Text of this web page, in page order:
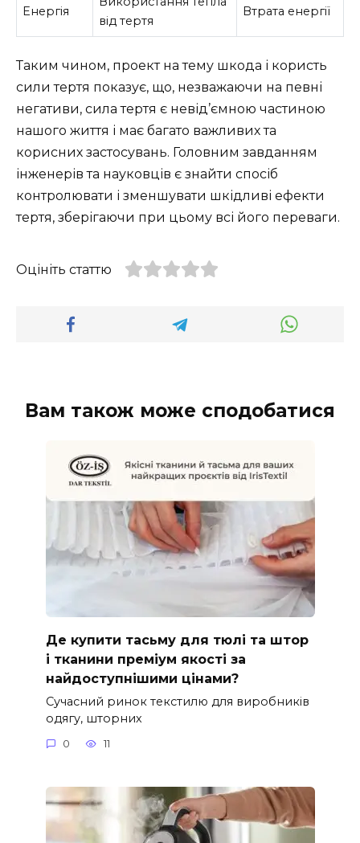
Енергія
від тертя
Втрата енергії
Таким чином, проект на тему шкода і користь
сили тертя показує, що, незважаючи на певні
негативи, сила тертя є невід’ємною частиною
нашого життя і має багато важливих та
корисних застосувань. Головним завданням
інженерів та науковців є знайти спосіб
контролювати і зменшувати шкідливі ефекти
тертя, зберігаючи при цьому всі його переваги.
Оцініть статтю
Вам також може сподобатися
Де купити тасьму для тюлі та штор
і тканини преміум якості за
найдоступнішими цінами?
Сучасний ринок текстилю для виробників
одягу, шторних
0 11